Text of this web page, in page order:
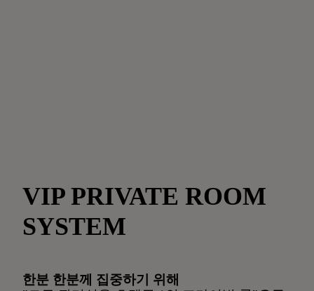
VIP PRIVATE ROOM
SYSTEM
한분 한분께 집중하기 위해